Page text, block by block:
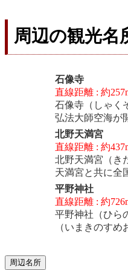
周辺の観光名
石像寺
直線距離 : 約
石像寺（しゃく
弘法大師空海が
北野天満宮
直線距離 : 約
北野天満宮（き
天満宮と共に全
平野神社
直線距離 : 約
平野神社（ひら
（いまきのすめ
周辺名所